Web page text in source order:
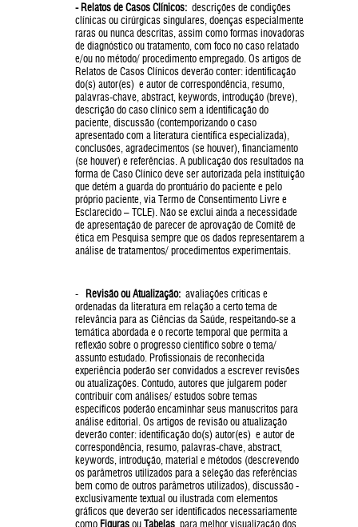
- Relatos de Casos Clínicos: descrições de condições
clínicas ou cirúrgicas singulares, doenças especialmente
raras ou nunca descritas, assim como formas inovadoras
de diagnóstico ou tratamento, com foco no caso relatado
e/ou no método/ procedimento empregado. Os artigos de
Relatos de Casos Clínicos deverão conter: identificação
do(s) autor(es) e autor de correspondência, resumo,
palavras-chave, abstract, keywords, introdução (breve),
descrição do caso clínico sem a identificação do
paciente, discussão (contemporizando o caso
apresentado com a literatura científica especializada),
conclusões, agradecimentos (se houver), financiamento
(se houver) e referências. A publicação dos resultados na
forma de Caso Clínico deve ser autorizada pela instituição
que detém a guarda do prontuário do paciente e pelo
próprio paciente, via Termo de Consentimento Livre e
Esclarecido – TCLE). Não se exclui ainda a necessidade
de apresentação de parecer de aprovação de Comitê de
ética em Pesquisa sempre que os dados representarem a
análise de tratamentos/ procedimentos experimentais.
- Revisão ou Atualização: avaliações críticas e
ordenadas da literatura em relação a certo tema de
relevância para as Ciências da Saúde, respeitando-se a
temática abordada e o recorte temporal que permita a
reflexão sobre o progresso científico sobre o tema/
assunto estudado. Profissionais de reconhecida
experiência poderão ser convidados a escrever revisões
ou atualizações. Contudo, autores que julgarem poder
contribuir com análises/ estudos sobre temas
específicos poderão encaminhar seus manuscritos para
análise editorial. Os artigos de revisão ou atualização
deverão conter: identificação do(s) autor(es) e autor de
correspondência, resumo, palavras-chave, abstract,
keywords, introdução, material e métodos (descrevendo
os parâmetros utilizados para a seleção das referências
bem como de outros parâmetros utilizados), discussão -
exclusivamente textual ou ilustrada com elementos
gráficos que deverão ser identificados necessariamente
como FigurasouTabelas , para melhor visualização dos